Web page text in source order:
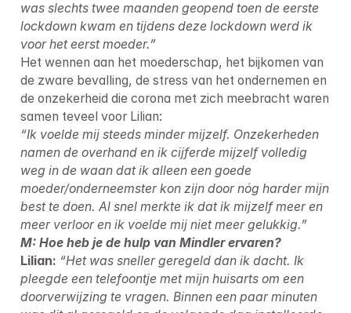
was slechts twee maanden geopend toen de eerste
lockdown kwam en tijdens deze lockdown werd ik
voor het eerst moeder.”
Het wennen aan het moederschap, het bijkomen van
de zware bevalling, de stress van het ondernemen en
de onzekerheid die corona met zich meebracht waren
“Ik voelde mij steeds minder mijzelf. Onzekerheden
namen de overhand en ik cijferde mijzelf volledig
weg in de waan dat ik alleen een goede
moeder/onderneemster kon zijn door nóg harder mijn
best te doen. Al snel merkte ik dat ik mijzelf meer en
meer verloor en ik voelde mij niet meer gelukkig.”
M: Hoe heb je de hulp van Mindler ervaren?
Lilian: “Het was sneller geregeld dan ik dacht. Ik
pleegde een telefoontje met mijn huisarts om een
doorverwijzing te vragen. Binnen een paar minuten